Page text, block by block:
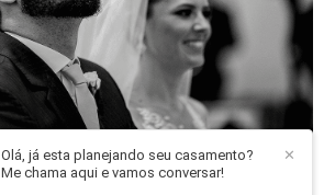
✕
Olá, já esta planejando seu casamento?
Me chama aqui e vamos conversar!